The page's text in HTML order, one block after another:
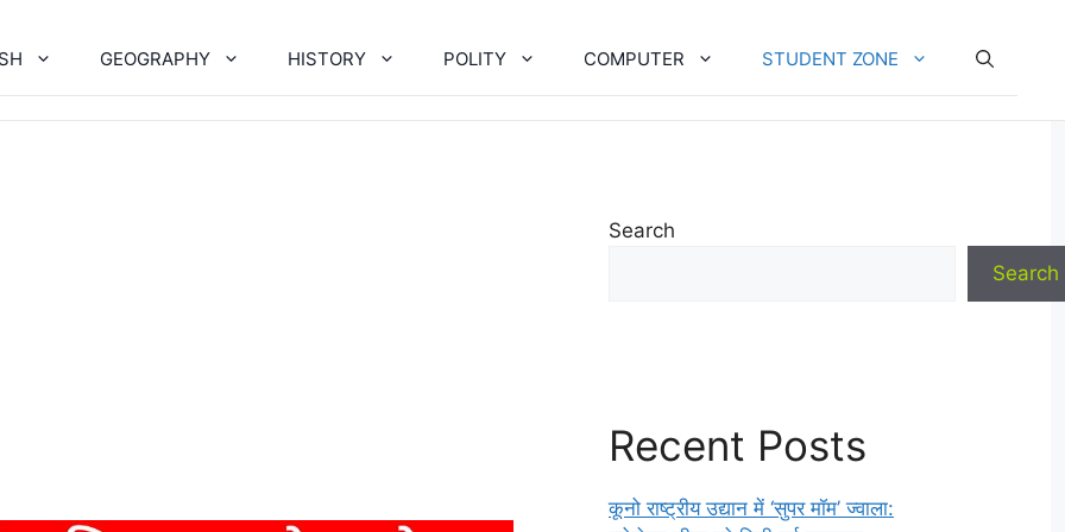
GEOGRAPHY HISTORY POLITY COMPUTER STUDENT ZONE
Search
Search
Recent Posts
कूनो राष्ट्रीय उद्यान में ‘सुपर मॉम’ ज्वाला: